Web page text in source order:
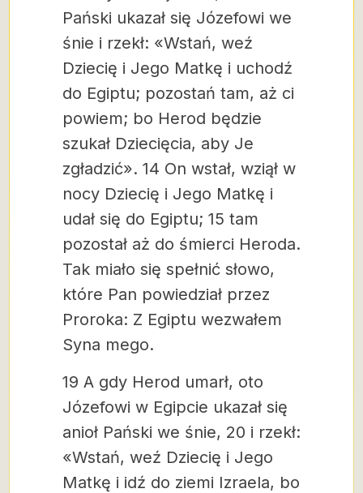
Pański ukazał się Józefowi we
śnie i rzekł: «Wstań, weź
Dziecię i Jego Matkę i uchodź
do Egiptu; pozostań tam, aż ci
powiem; bo Herod będzie
szukał Dziecięcia, aby Je
zgładzić». 14 On wstał, wziął w
nocy Dziecię i Jego Matkę i
udał się do Egiptu; 15 tam
pozostał aż do śmierci Heroda.
Tak miało się spełnić słowo,
które Pan powiedział przez
Proroka: Z Egiptu wezwałem
Syna mego.
19 A gdy Herod umarł, oto
Józefowi w Egipcie ukazał się
anioł Pański we śnie, 20 i rzekł:
«Wstań, weź Dziecię i Jego
Matkę i idź do ziemi Izraela, bo